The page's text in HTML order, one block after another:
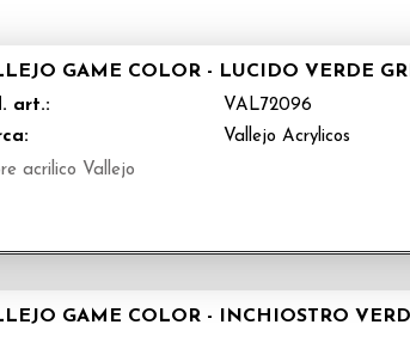
GAME COLOR - LUCIDO VERDE
art.:
VAL72096
Vallejo Acrylicos
acrilico Vallejo
GAME COLOR - INCHIOSTRO